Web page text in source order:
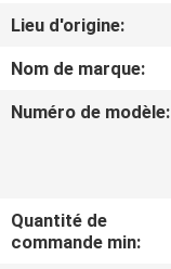
VR
SHOW
A
NOUS
Lieu d'origine:
Nom de marque:
Numéro de modèle:
Quantité de
commande min: